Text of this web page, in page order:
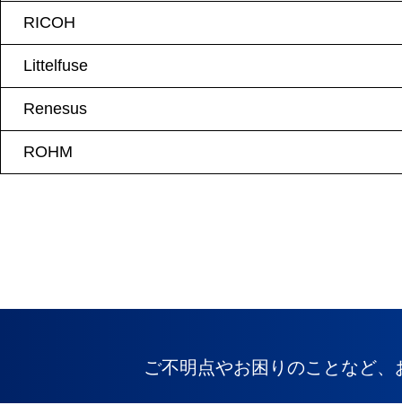
RICOH
Littelfuse
Renesus
ROHM
ご不明点やお困りのことなど